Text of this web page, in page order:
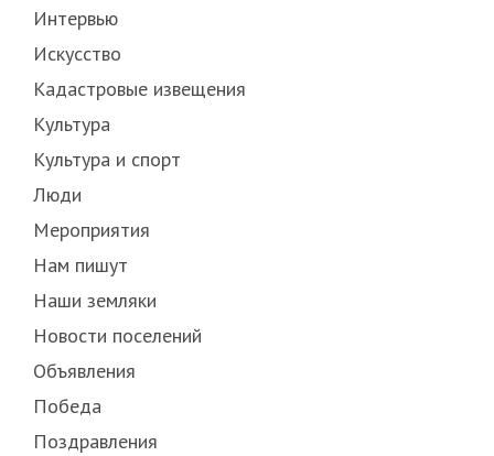
Интервью
Искусство
Кадастровые извещения
Культура
Культура и спорт
Люди
Мероприятия
Нам пишут
Наши земляки
Новости поселений
Объявления
Победа
Поздравления